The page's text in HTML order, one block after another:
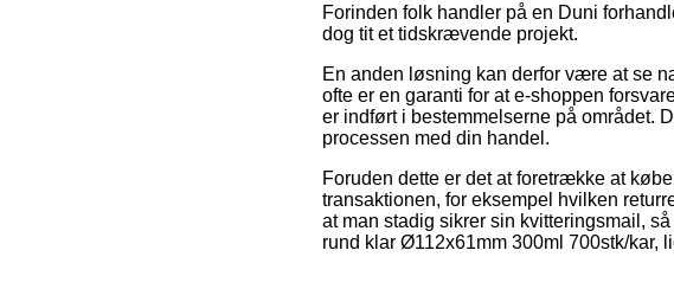
Forinden folk handler på en Duni
dog tit et tidskrævende projekt.
En anden løsning kan derfor være at se
ofte er en garanti for at e-shoppen
er indført i bestemmelserne på området.
processen med din handel.
Foruden dette er det at foretrække at
transaktionen, for eksempel hvilken
at man stadig sikrer sin kvitteringsmail,
rund klar Ø112x61mm 300ml 700stk/kar,